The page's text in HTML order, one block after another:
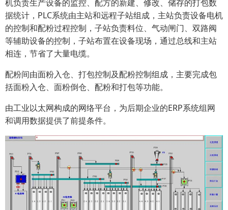
机负责生产设备的监控、配方的新建、修改、储存的打包数
据统计，PLC系统由主站和远程子站组成，主站负责设备电机
的控制和配粉过程控制，子站负责料位、气动闸门、双路阀
等辅助设备的控制，子站布置在设备现场，通过总线和主站
相连，节省了大量电缆。
配粉间由面粉入仓、打包控制及配粉控制组成，主要完成包
括面粉入仓、面粉倒仓、配粉和打包等功能。
由工业以太网构成的网络平台，为后期企业的ERP系统组网
和调用数据提供了前提条件。